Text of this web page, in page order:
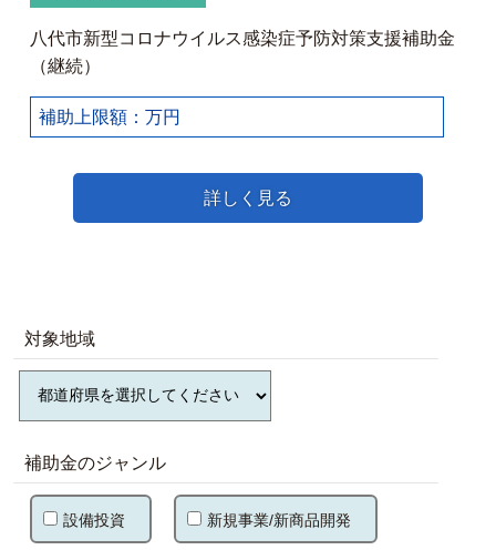
八代市新型コロナウイルス感染症予防対策支援補助金
（継続）
補助上限額：万円
詳しく見る
対象地域
補助金のジャンル
設備投資 新規事業/新商品開発